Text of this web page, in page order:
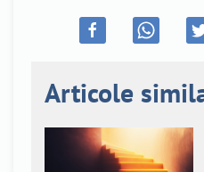
Articole